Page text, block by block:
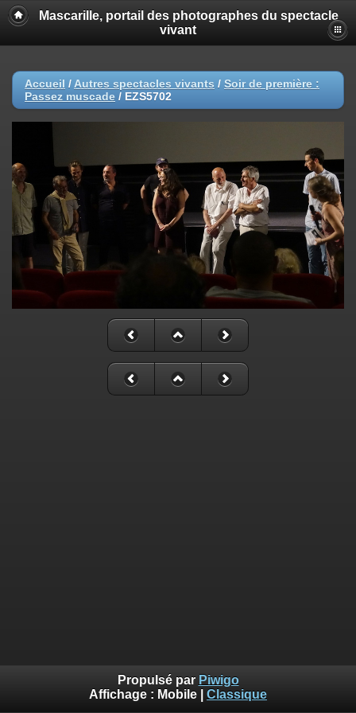
Mascarille, portail des photographes du spectacle
vivant
Accueil / Autres spectacles vivants / Soir de première :
Passez muscade / EZS5702
Propulsé par Piwigo
Affichage : Mobile Classique